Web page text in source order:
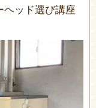
ッド選び講座